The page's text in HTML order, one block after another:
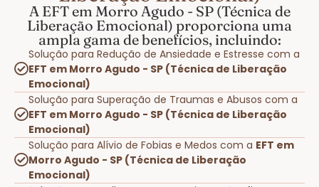
A EFT em Morro Agudo - SP (Técnica de
Liberação Emocional) proporciona uma
ampla gama de benefícios, incluindo:
Solução para Redução de Ansiedade e Estresse com a
EFT em Morro Agudo - SP (Técnica de Liberação
Emocional)
Solução para Superação de Traumas e Abusos com a
EFT em Morro Agudo - SP (Técnica de Liberação
Emocional)
Solução para Alívio de Fobias e Medos com a EFT em
Morro Agudo - SP (Técnica de Liberação
Emocional)